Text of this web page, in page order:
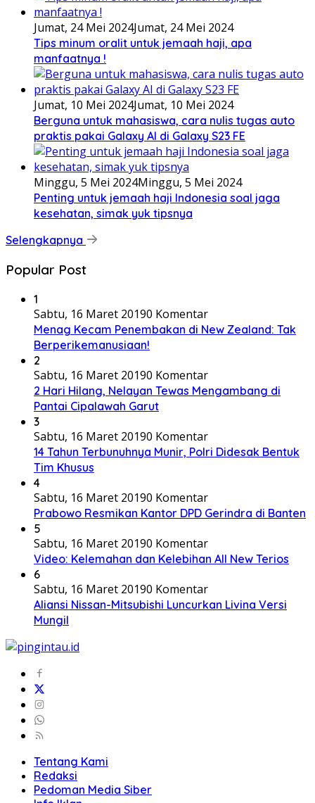
Jumat, 24 Mei 2024Jumat, 24 Mei 2024
Tips minum oralit untuk jemaah haji, apa
manfaatnya !
Jumat, 10 Mei 2024Jumat, 10 Mei 2024
Berguna untuk mahasiswa, cara nulis tugas auto
praktis pakai Galaxy AI di Galaxy S23 FE
Minggu, 5 Mei 2024Minggu, 5 Mei 2024
Penting untuk jemaah haji Indonesia soal jaga
kesehatan, simak yuk tipsnya
Selengkapnya
Popular Post
1
Sabtu, 16 Maret 20190 Komentar
Menag Kecam Penembakan di New Zealand: Tak
Berperikemanusiaan!
2
Sabtu, 16 Maret 20190 Komentar
2 Hari Hilang, Nelayan Tewas Mengambang di
Pantai Cipalawah Garut
3
Sabtu, 16 Maret 20190 Komentar
14 Tahun Terbunuhnya Munir, Polri Didesak Bentuk
Tim Khusus
4
Sabtu, 16 Maret 20190 Komentar
Prabowo Resmikan Kantor DPD Gerindra di Banten
5
Sabtu, 16 Maret 20190 Komentar
Video: Kelemahan dan Kelebihan All New Terios
6
Sabtu, 16 Maret 20190 Komentar
Aliansi Nissan-Mitsubishi Luncurkan Livina Versi
Mungil
Tentang Kami
Redaksi
Pedoman Media Siber